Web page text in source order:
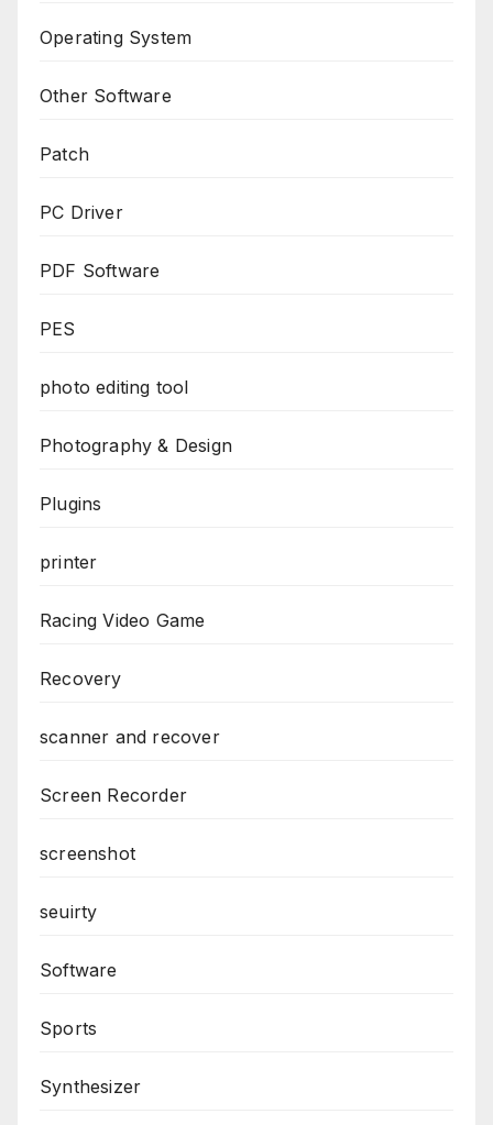
Operating System
Other Software
Patch
PC Driver
PDF Software
PES
photo editing tool
Photography & Design
Plugins
printer
Racing Video Game
Recovery
scanner and recover
Screen Recorder
screenshot
seuirty
Software
Sports
Synthesizer